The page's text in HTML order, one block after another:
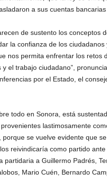
a sus cuentas
de sustento los conceptos
la confianza de los
nos permita enfrentar los retos
y el trabajo ciudadano”,
por el Estado, el
todo en Sonora, está
lastimosamente
porque se vuelve evidente que
reivindicaría como partido
partidaria a Guillermo Padrés,
Mario Cuén, Bernardo